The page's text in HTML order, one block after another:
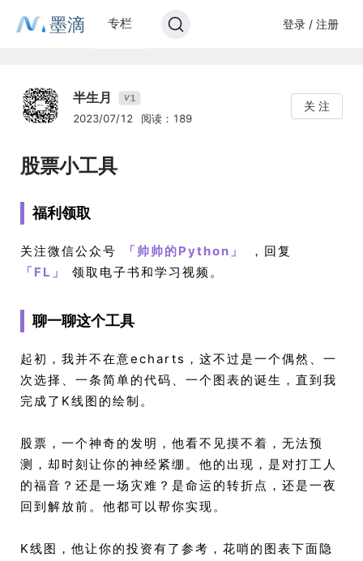
墨滴 专栏 登录 / 注册
半生月 V1
2023/07/12 阅读：189
关 注
股票小工具
福利领取
关注微信公众号 「 帅帅的Python 」
，回复
「 FL 」 领取电子书和学习视频。
聊一聊这个工具
起初，我并不在意echarts，这不过是一个偶然、一
次选择、一条简单的代码、一个图表的诞生，直到我
完成了K线图的绘制。
股票，一个神奇的发明，他看不见摸不着，无法预
测，却时刻让你的神经紧绷。他的出现，是对打工人
的福音？还是一场灾难？是命运的转折点，还是一夜
回到解放前。他都可以帮你实现。
K线图，他让你的投资有了参考，花哨的图表下面隐